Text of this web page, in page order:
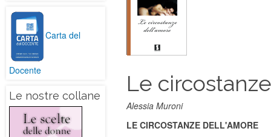
Le
Alessia Muroni
LE CIRCOSTANZE DELL'AMORE
Carta del
Docente
Le nostre collane